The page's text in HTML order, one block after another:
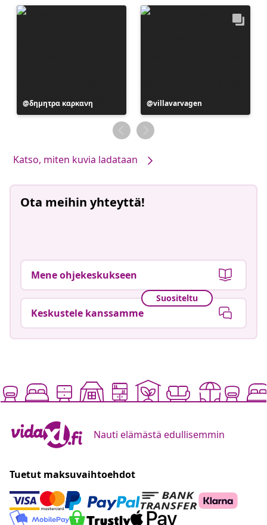
Julkaissut
δημητρα καρκανη Julkaissut
villavarvagen
Katso, miten kuvia ladataan
Ota meihin yhteyttä!
Mene ohjekeskukseen
Suositeltu
Keskustele kanssamme
Nauti elämästä edullisemmin
Tuetut maksuvaihtoehdot